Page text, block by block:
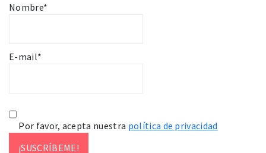
Nombre*
E-mail*
Por favor, acepta nuestra política de privacidad